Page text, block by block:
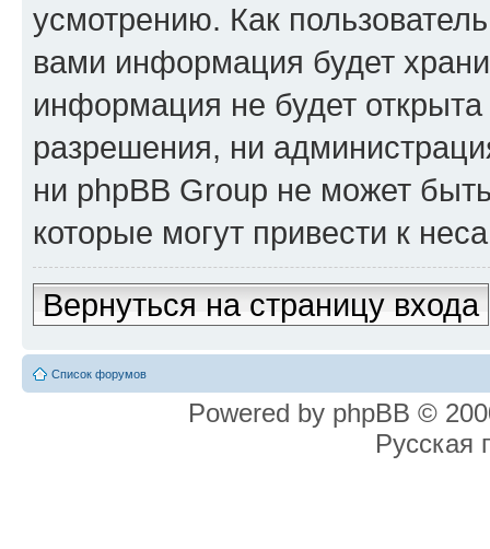
усмотрению. Как
вами информация будет
информация не будет
разрешения, ни
ни phpBB Group не может
которые могут привести к
Вернуться на страницу входа
Список форумов
Powered by phpBB ©
Русская